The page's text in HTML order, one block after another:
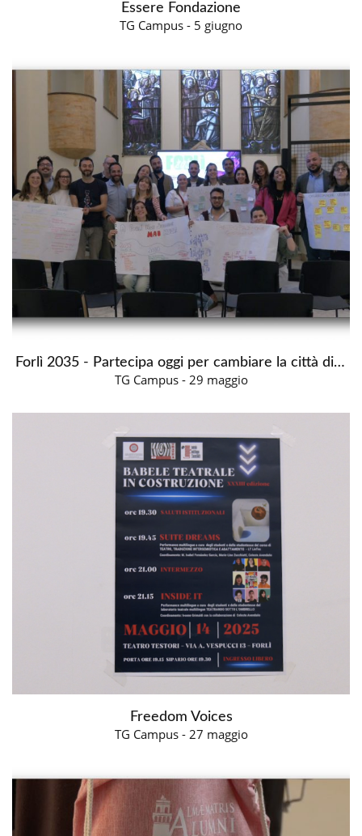
Essere Fondazione
TG Campus - 5 giugno
Forlì 2035 - Partecipa oggi per cambiare la città di domani
TG Campus - 29 maggio
Freedom Voices
TG Campus - 27 maggio